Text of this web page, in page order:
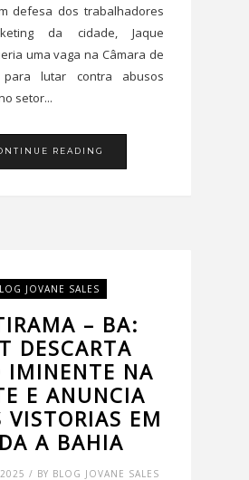
defesa dos trabalhadores
da cidade, Jaque
uma vaga na Câmara de
para lutar contra abusos
setor...
READING
JOVANE SALES
– BA:
DESCARTA
IMINENTE NA
E ANUNCIA
VISTORIAS EM
A BAHIA
/ BY BLOG JOVANE SALES